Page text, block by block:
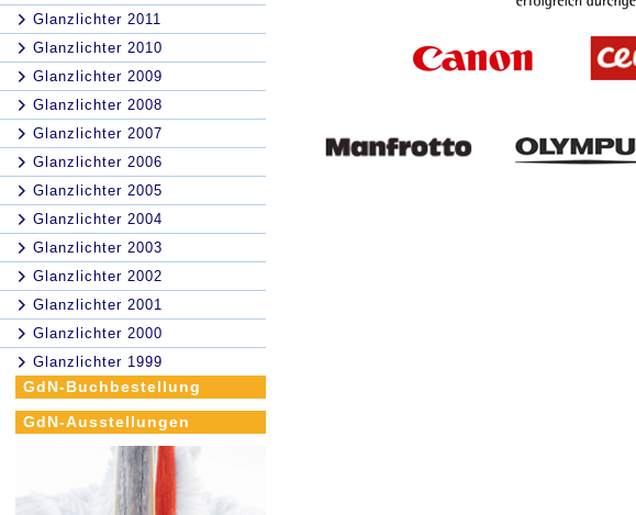
Glanzlichter 2011
Glanzlichter 2010
Glanzlichter 2009
Glanzlichter 2008
Glanzlichter 2007
Glanzlichter 2006
Glanzlichter 2005
Glanzlichter 2004
Glanzlichter 2003
Glanzlichter 2002
Glanzlichter 2001
Glanzlichter 2000
Glanzlichter 1999
GdN-Buchbestellung
GdN-Ausstellungen